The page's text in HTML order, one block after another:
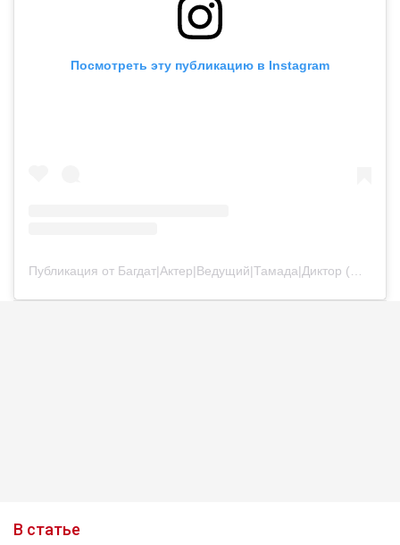
Посмотреть эту публикацию в Instagram
Публикация от Багдат|Актер|Ведущий|Тамада|Диктор (@bagdatturehan)
В статье